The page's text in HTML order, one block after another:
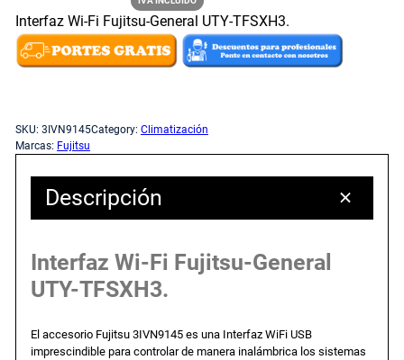
p
r
c
i
o
o
r
r
c
o
c
Interfaz Wi-Fi Fujitsu-General UTY-TFSXH3.
SKU: 3IVN9145Category: Climatización
Marcas: Fujitsu
Descripción
Interfaz Wi-Fi Fujitsu-General
UTY-TFSXH3.
El accesorio Fujitsu 3IVN9145 es una Interfaz WiFi USB
imprescindible para controlar de manera inalámbrica los sistemas